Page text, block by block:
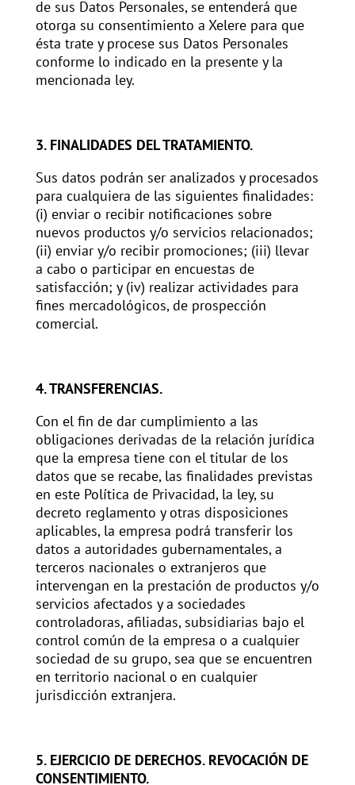
de sus Datos Personales, se entenderá que
otorga su consentimiento a Xelere para que
ésta trate y procese sus Datos Personales
conforme lo indicado en la presente y la
mencionada ley.
3. FINALIDADES DEL TRATAMIENTO.
Sus datos podrán ser analizados y procesados
para cualquiera de las siguientes finalidades:
(i) enviar o recibir notificaciones sobre
nuevos productos y/o servicios relacionados;
(ii) enviar y/o recibir promociones; (iii) llevar
a cabo o participar en encuestas de
satisfacción; y (iv) realizar actividades para
fines mercadológicos, de prospección
comercial.
4. TRANSFERENCIAS.
Con el fin de dar cumplimiento a las
obligaciones derivadas de la relación jurídica
que la empresa tiene con el titular de los
datos que se recabe, las finalidades previstas
en este Política de Privacidad, la ley, su
decreto reglamento y otras disposiciones
aplicables, la empresa podrá transferir los
datos a autoridades gubernamentales, a
terceros nacionales o extranjeros que
intervengan en la prestación de productos y/o
servicios afectados y a sociedades
controladoras, afiliadas, subsidiarias bajo el
control común de la empresa o a cualquier
sociedad de su grupo, sea que se encuentren
en territorio nacional o en cualquier
jurisdicción extranjera.
5. EJERCICIO DE DERECHOS. REVOCACIÓN DE
CONSENTIMIENTO.